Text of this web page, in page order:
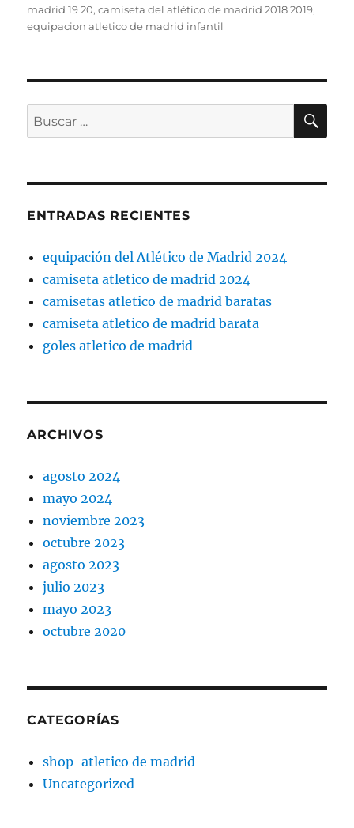
el
madrid 19 20,camiseta del atlético de madrid 2018 2019,
equipacion atletico de madrid infantil
Buscar
por:
ENTRADAS RECIENTES
equipación del Atlético de Madrid 2024
camiseta atletico de madrid 2024
camisetas atletico de madrid baratas
camiseta atletico de madrid barata
goles atletico de madrid
ARCHIVOS
agosto 2024
mayo 2024
noviembre 2023
octubre 2023
agosto 2023
julio 2023
mayo 2023
octubre 2020
CATEGORÍAS
shop-atletico de madrid
Uncategorized